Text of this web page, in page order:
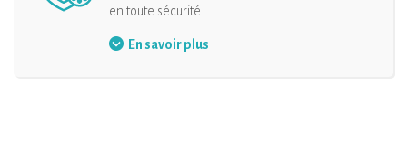
en toute sécurité
Port du masque
En savoir plus